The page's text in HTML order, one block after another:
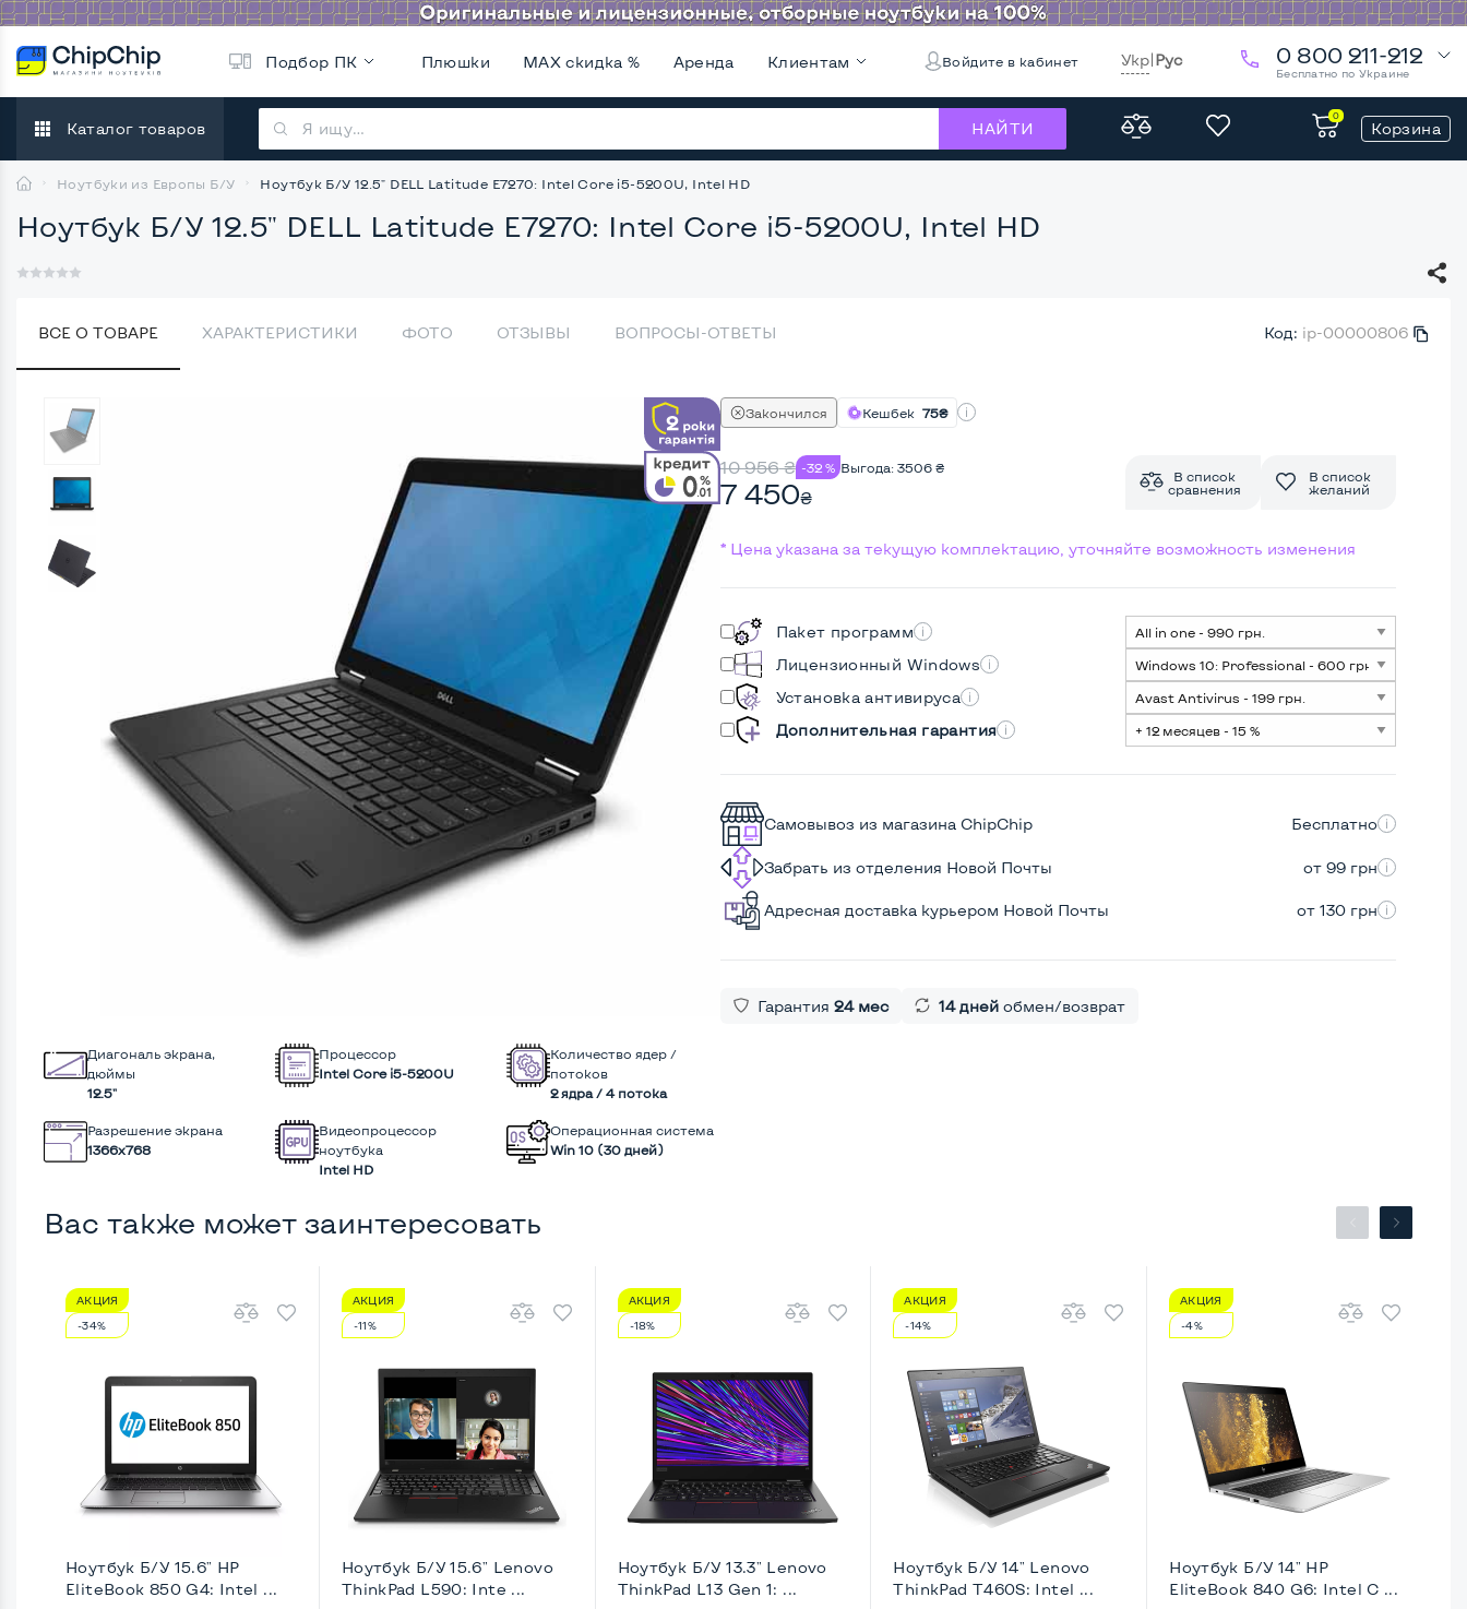
Подбор ПК Плюшки MAX скидка % Аренда Клиентам Войдите в кабинет Укр|Рус 0 800 211-212
Бесплатно по Украине
Каталог товаров НАЙТИ
0
Корзина
Ноутбуки из Европы Б/У Ноутбук Б/У 12.5" DELL Latitude E7270: Intel Core i5-5200U, Intel HD
Ноутбук Б/У 12.5" DELL Latitude E7270: Intel Core i5-5200U, Intel HD
ВСЕ О ТОВАРЕ ХАРАКТЕРИСТИКИ ФОТО ОТЗЫВЫ ВОПРОСЫ-ОТВЕТЫ Код: ip-00000806
Диагональ экрана,
дюймы
12.5"
Процессор
Intel Core i5-5200U
Количество ядер /
потоков
2 ядра / 4 потока
Разрешение экрана
1366x768
Видеопроцессор
ноутбука
Intel HD
Операционная система
Win 10 (30 дней)
Закончился Кешбек 75₴
10 956₴ -32 % Выгода: 3506₴
7 450₴
В список
сравнения
В список
желаний
* Цена указана за текущую комплектацию, уточняйте возможность изменения
Пакет программ
Лицензионный Windows
Установка антивируса
Дополнительная гарантия
Самовывоз из магазина ChipChip Бесплатно
Забрать из отделения Новой Почты от 99 грн
Адресная доставка курьером Новой Почты от 130 грн
Гарантия 24 мес 14 днейобмен/возврат
Вас также может заинтересовать
АКЦИЯ
-34%
Ноутбук Б/У 15.6" HP
EliteBook 850 G4: Intel ...
АКЦИЯ
-11%
Ноутбук Б/У 15.6" Lenovo
ThinkPad L590: Inte ...
АКЦИЯ
-18%
Ноутбук Б/У 13.3" Lenovo
ThinkPad L13 Gen 1: ...
АКЦИЯ
-14%
Ноутбук Б/У 14" Lenovo
ThinkPad T460S: Intel ...
АКЦИЯ
-4%
Ноутбук Б/У 14" HP
EliteBook 840 G6: Intel C ...